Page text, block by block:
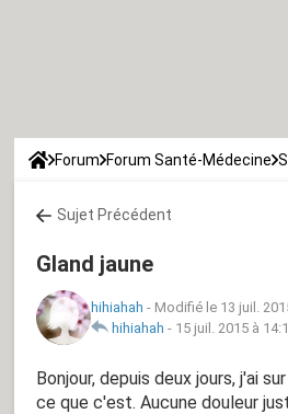
Forum Forum Santé-Médecine
Sujet Précédent
Gland jaune
hihiahah - Modifié le 13 juil.
hihiahah - 15 juil. 2015 à
Bonjour, depuis deux jours, j'ai
ce que c'est. Aucune douleur